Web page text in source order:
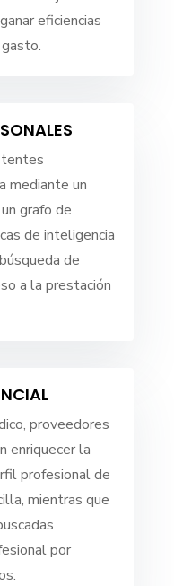
eficiencias
mediante un
grafo de
de inteligencia
de
a la prestación
proveedores
enriquecer la
profesional de
mientras que
por